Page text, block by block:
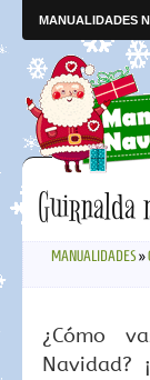
MANUALIDADES
Guirnalda
MANUALIDADES»
¿Cómo
Navidad?